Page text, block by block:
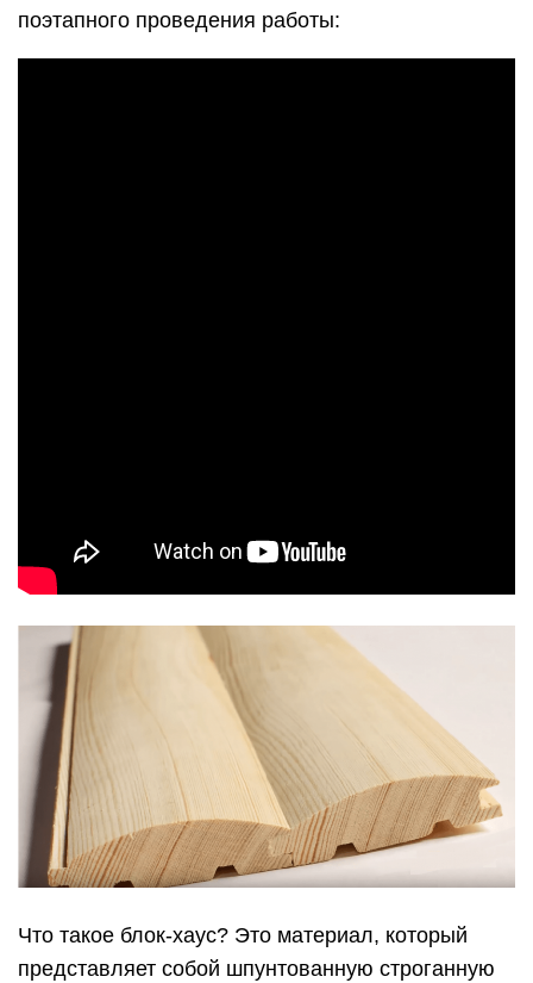
поэтапного проведения работы:
Что такое блок-хаус? Это материал, который
представляет собой шпунтованную строганную